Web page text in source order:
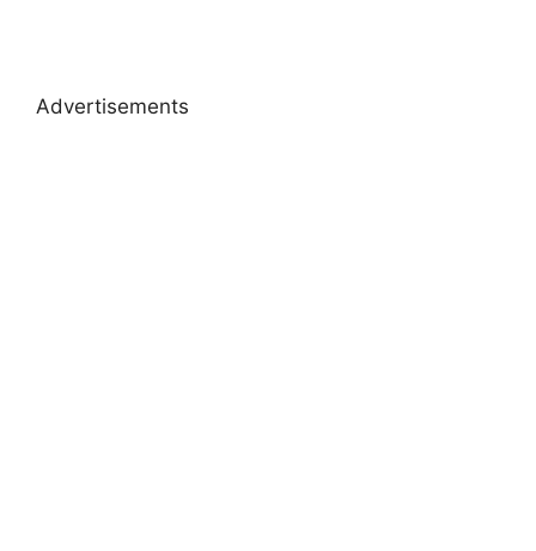
Advertisements